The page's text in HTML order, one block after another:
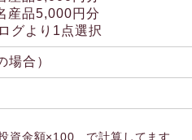
品5,000円分
グより1点選択
合）
資金額×100 で計算してます